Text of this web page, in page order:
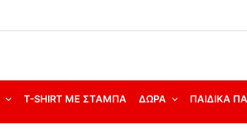
T-SHIRT ΜΕ ΣΤΆΜΠΑ ΔΏΡΑ ΠΑΙΔΙΚΆ